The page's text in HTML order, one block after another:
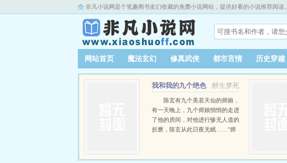
非凡小说网是个笔趣阁书友们收藏的免费小说网站，提供好看的小说推荐阅读。
网站首页 魔法玄幻 修真武侠 都市言情 历史穿越
醉生梦死
我和我的九个绝色
师父陈玄有九个美若天仙的师娘，
有一天晚上，九个师娘悄悄的走进
了他的房间，对他进行惨无人道的
折磨，陈玄从此日夜无眠……“师